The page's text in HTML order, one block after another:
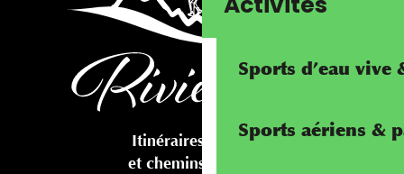
Sports d’eau vive
Sports aériens &
Itinéraires cyclables
et chemins pédestres